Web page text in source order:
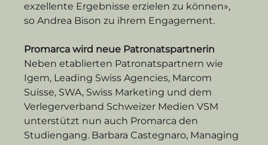
exzellente Ergebnisse erzielen zu können»,
so Andrea Bison zu ihrem Engagement.
Promarca wird neue Patronatspartnerin
Neben etablierten Patronatspartnern wie
Igem, Leading Swiss Agencies, Marcom
Suisse, SWA, Swiss Marketing und dem
Verlegerverband Schweizer Medien VSM
unterstützt nun auch Promarca den
Studiengang. Barbara Castegnaro, Managing